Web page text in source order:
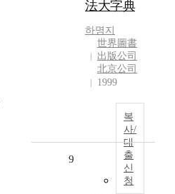
法大字典
하명지
世界圖書
出版公司
北京公司
1999
복
사/
대
출
신
청
9